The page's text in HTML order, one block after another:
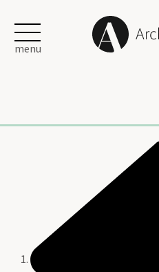
menu